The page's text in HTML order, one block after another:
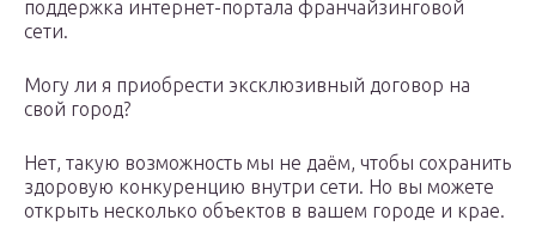
поддержка интернет-портала франчайзинговой
сети.
Могу ли я приобрести эксклюзивный договор на
свой город?
Нет, такую возможность мы не даём, чтобы сохранить
здоровую конкуренцию внутри сети. Но вы можете
открыть несколько объектов в вашем городе и крае.